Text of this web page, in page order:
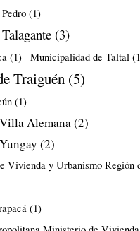
(1)
(3)
(1) Municipalidad de Taltal
Traiguén (5)
(1)
Alemana(2)
(2)
Vivienda y Urbanismo Región
(1)